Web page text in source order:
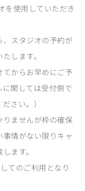
を使用していただき
スタジオの予約が
します。
てからお早めにご予
関しては受付側で
さい。）
りませんが枠の確保
情がない限りキャ
ます。
てのご利用となり